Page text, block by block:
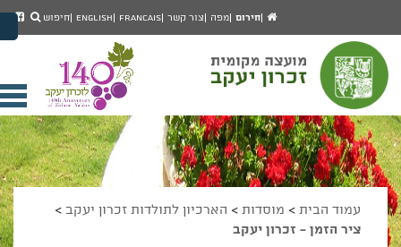
מעבר לתפריט ראשי
הגדל גודל פונט
הקטן גודל פונט
מצב ניגודיות גבוהה
מצב ניגודיות נמוכה
הצג קישורים
הצהרת נגישות
עמוד
הבית
חירום מפה צור קשר Francais
English חיפוש
עמוד הבית > מוסדות > הארכיון לתולדות זכרון יעקב >
ציר הזמן - זכרון יעקב